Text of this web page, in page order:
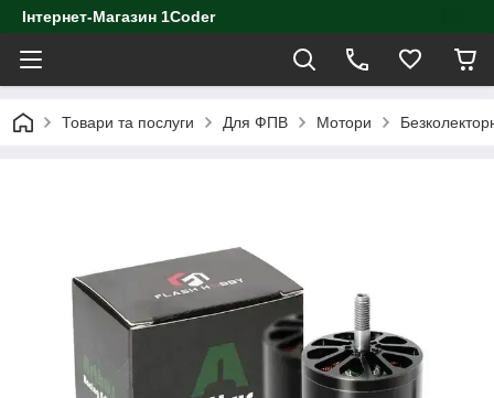
Інтернет-Магазин 1Coder
Товари та послуги Для ФПВ Мотори